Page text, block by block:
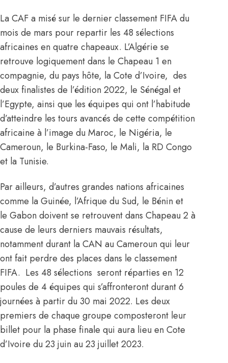
La CAF a misé sur le dernier classement FIFA du
mois de mars pour repartir les 48 sélections
africaines en quatre chapeaux. L’Algérie se
retrouve logiquement dans le Chapeau 1 en
compagnie, du pays hôte, la Cote d’Ivoire, des
deux finalistes de l’édition 2022, le Sénégal et
l’Egypte, ainsi que les équipes qui ont l’habitude
d’atteindre les tours avancés de cette compétition
africaine à l’image du Maroc, le Nigéria, le
Cameroun, le Burkina-Faso, le Mali, la RD Congo
et la Tunisie.
Par ailleurs, d’autres grandes nations africaines
comme la Guinée, l’Afrique du Sud, le Bénin et
le Gabon doivent se retrouvent dans Chapeau 2 à
cause de leurs derniers mauvais résultats,
notamment durant la CAN au Cameroun qui leur
ont fait perdre des places dans le classement
FIFA. Les 48 sélections seront réparties en 12
poules de 4 équipes qui s’affronteront durant 6
journées à partir du 30 mai 2022. Les deux
premiers de chaque groupe composteront leur
billet pour la phase finale qui aura lieu en Cote
d’Ivoire du 23 juin au 23 juillet 2023.